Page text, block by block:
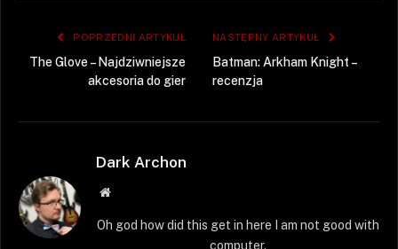
POPRZEDNI ARTYKUŁ
The Glove – Najdziwniejsze
akcesoria do gier
NASTĘPNY ARTYKUŁ
Batman: Arkham Knight –
recenzja
Dark Archon
Strona
Oh god how did this get in here I am not good with
computer.